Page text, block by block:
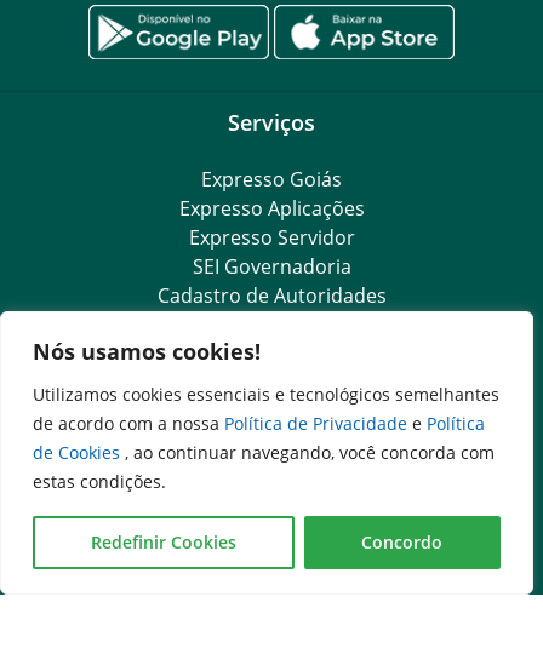
Nós usamos cookies!
Utilizamos cookies essenciais e tecnológicos semelhantes
de acordo com a nossa Política de Privacidade e Política
de Cookies , ao continuar navegando, você concorda com
estas condições.
Redefinir Cookies Concordo
Fale com a Anna
Serviços
Expresso Goiás
Expresso Aplicações
Expresso Servidor
SEI Governadoria
Cadastro de Autoridades
Outros Sites
Governo Federal
Assembleia Legislativa do Estado de Goiás
Tribunal de Justiça do Estado de Goiás
Ministério Público do Estado de Goiás
Procuradoria-Geral do Estado de Goiás